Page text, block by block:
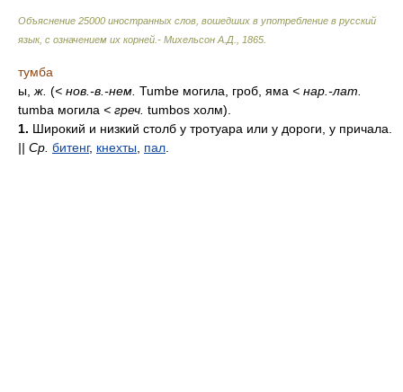
Объяснение 25000 иностранных слов, вошедших в употребление в русский
язык, с означением их корней.- Михельсон А.Д.
1865
тумба
ы, ж. (< нов.-в.-нем. Tumbe могила, гроб, яма < нар.-лат.
tumba могила < греч. tumbos холм).
1. Широкий и низкий столб у тротуара или у дороги, у причала.
|| Ср. битенг, кнехты пал